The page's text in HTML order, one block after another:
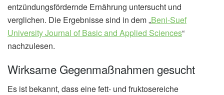
entzündungsfördernde Ernährung untersucht und
verglichen. Die Ergebnisse sind in dem „Beni-Suef
University Journal of Basic and Applied Sciences“
nachzulesen.
Wirksame Gegenmaßnahmen gesucht
Es ist bekannt, dass eine fett- und fruktosereiche